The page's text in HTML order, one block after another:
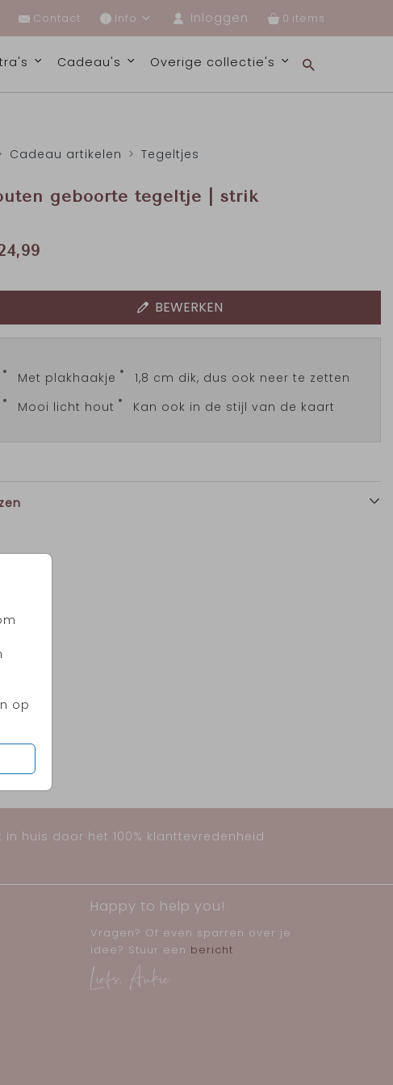
Contact Info Inloggen 0
Cadeau's Overige collectie's
op
Cadeau artikelen Tegeltjes
geboorte tegeltje | strik
BEWERKEN
Met plakhaakje
1,8 cm dik, dus ook neer te zetten
Mooi licht hout
Kan ook in de stijl van de kaart
huis door het 100% klanttevredenheid
Happy to help you!
Vragen? Of even sparren over je
idee? Stuur een bericht